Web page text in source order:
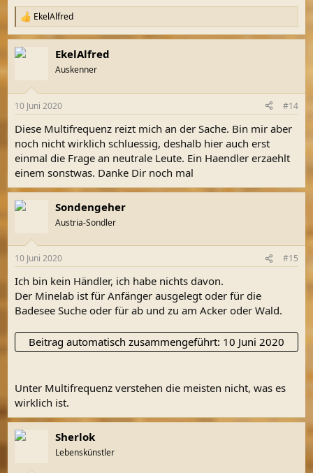
R
e
a
k
e
:
EkelAlfred
EkelAlfred
Auskenner
10 Juni 2020 #14
Diese Multifrequenz reizt mich an der Sache. Bin mir aber
noch nicht wirklich schluessig, deshalb hier auch erst
einmal die Frage an neutrale Leute. Ein Haendler erzaehlt
einem sonstwas. Danke Dir noch mal
Sondengeher
Austria-Sondler
10 Juni 2020 #15
Ich bin kein Händler, ich habe nichts davon.
Der Minelab ist für Anfänger ausgelegt oder für die
Badesee Suche oder für ab und zu am Acker oder Wald.
Beitrag automatisch zusammengeführt: 10 Juni 2020
Unter Multifrequenz verstehen die meisten nicht, was es
wirklich ist.
Sherlok
Lebenskünstler